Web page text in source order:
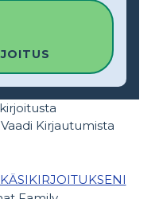
Kirjautumista